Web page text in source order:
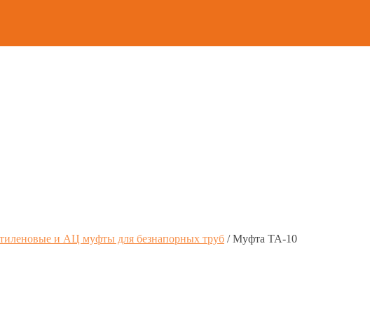
и АЦ муфты для безнапорных труб /Муфта ТА-10